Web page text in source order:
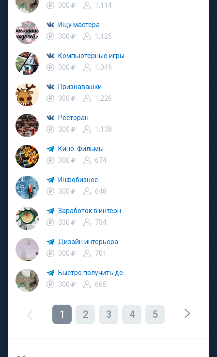
300 ₽
1,114
Ищу мастера
300 ₽
1,125
Компьютерные игры
300 ₽
1,049
Признавашки
300 ₽
1,226
Ресторан
300 ₽
1,138
Кино. Фильмы
300 ₽
674
Инфобизнес
300 ₽
648
330 ₽
734
Дизайн интерьера
300 ₽
701
300 ₽
665
1 2 3 4 5